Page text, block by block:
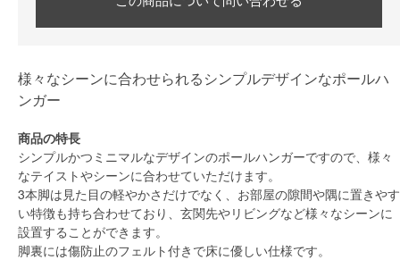
様々なシーンに合わせられるシンプルデザインなポールハ
ンガー
商品の特長
シンプルかつミニマルなデザインのポールハンガーですので、様々
なテイストやシーンに合わせていただけます。
3本脚は見た目の軽やかさだけでなく、お部屋の隙間や隅に置きやす
い特徴も持ち合わせており、玄関先やリビングなど様々なシーンに
設置することができます。
脚裏には傷防止のフェルト付きで床に優しい仕様です。